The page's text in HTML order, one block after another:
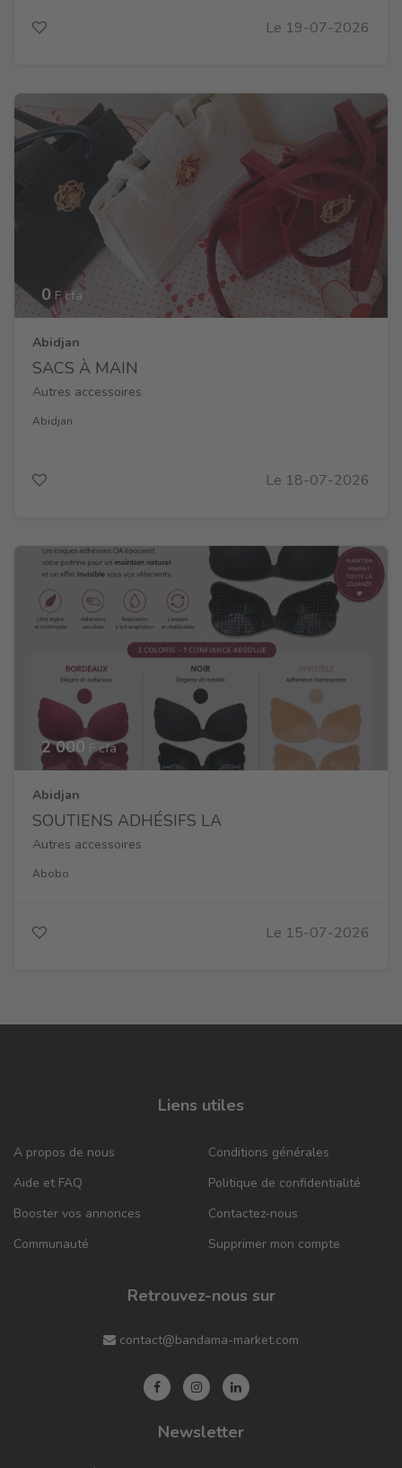
Le 19-07-2026
0 F cfa
Abidjan
SACS À MAIN
Autres accessoires
Abidjan
Le 18-07-2026
2 000 F cfa
Abidjan
SOUTIENS ADHÉSIFS LA
Autres accessoires
Abobo
Le 15-07-2026
Liens utiles
A propos de nous
Aide et FAQ
Booster vos annonces
Communauté
Conditions générales
Politique de confidentialité
Contactez-nous
Supprimer mon compte
Retrouvez-nous sur
contact@bandama-market.com
Newsletter